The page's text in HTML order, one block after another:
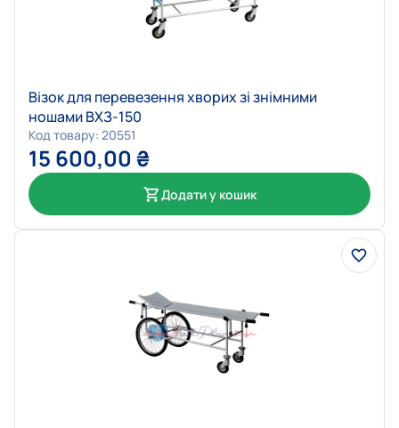
Візок для перевезення хворих зі знімними
ношами ВХЗ-150
Код товару: 20551
15 600,00 ₴
Додати у кошик